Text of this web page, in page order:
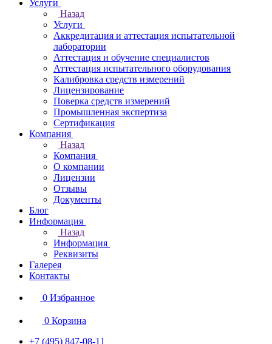
Услуги
Назад
Услуги
Аккредитация и аттестация испытательной
лаборатории
Аттестация и обучение специалистов
Аттестация испытательного оборудования
Калибровка средств измерений
Лицензирование
Поверка средств измерений
Промышленная экспертиза
Сертификация
Компания
Назад
Компания
О компании
Лицензии
Отзывы
Документы
Блог
Информация
Назад
Информация
Реквизиты
Галерея
Контакты
0 Избранное
0 Корзина
+7 (495) 847-08-11